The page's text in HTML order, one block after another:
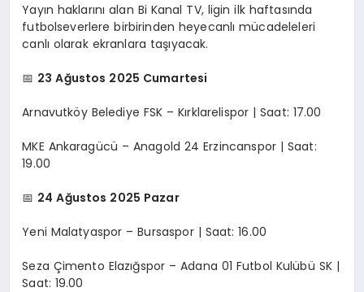
Yayın haklarını alan Bi Kanal TV, ligin ilk haftasında
futbolseverlere birbirinden heyecanlı mücadeleleri
canlı olarak ekranlara taşıyacak.
📅 23 Ağustos 2025 Cumartesi
Arnavutköy Belediye FSK – Kırklarelispor | Saat: 17.00
MKE Ankaragücü – Anagold 24 Erzincanspor | Saat:
19.00
📅 24 Ağustos 2025 Pazar
Yeni Malatyaspor – Bursaspor | Saat: 16.00
Seza Çimento Elazığspor – Adana 01 Futbol Kulübü SK |
Saat: 19.00